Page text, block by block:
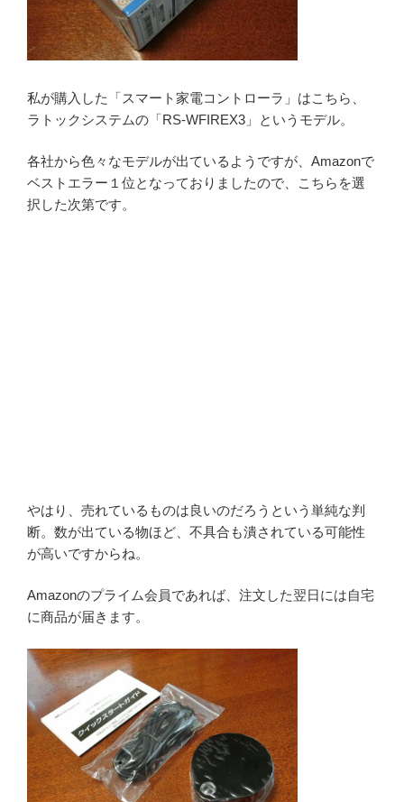
私が購入した「スマート家電コントローラ」はこちら、
ラトックシステムの「RS-WFIREX3」というモデル。
各社から色々なモデルが出ているようですが、Amazonで
ベストエラー１位となっておりましたので、こちらを選
択した次第です。
やはり、売れているものは良いのだろうという単純な判
断。数が出ている物ほど、不具合も潰されている可能性
が高いですからね。
Amazonのプライム会員であれば、注文した翌日には自宅
に商品が届きます。